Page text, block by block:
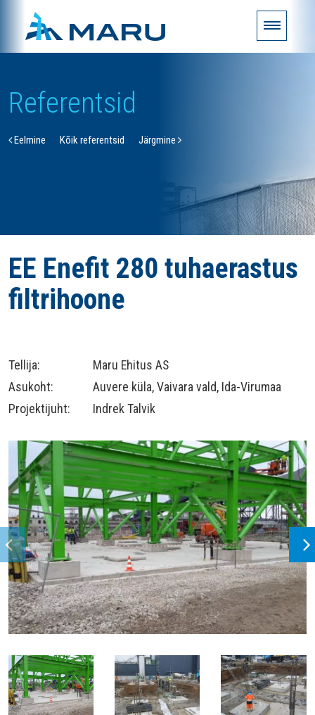
Referentsid
Eelmine Kõik referentsid Järgmine
EE Enefit 280 tuhaerastus
filtrihoone
Tellija:
Maru Ehitus AS
Asukoht:
Auvere küla, Vaivara vald, Ida-Virumaa
Projektijuht:
Indrek Talvik